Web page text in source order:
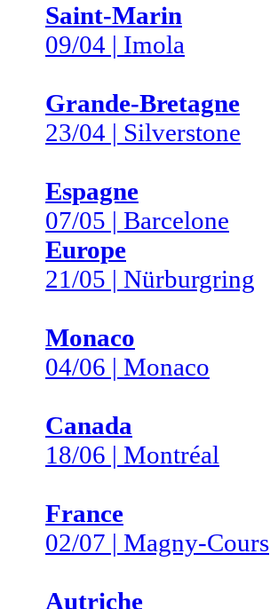
Saint-Marin
09/04 | Imola
Grande-Bretagne
23/04 | Silverstone
Espagne
07/05 | Barcelone
Europe
21/05 | Nürburgring
Monaco
04/06 | Monaco
Canada
18/06 | Montréal
France
02/07 | Magny-Cours
Autriche